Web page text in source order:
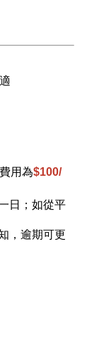
用為$100/
日；如從平
，逾期可更